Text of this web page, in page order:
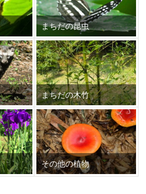
まちだの昆虫
まちだの木竹
その他の植物